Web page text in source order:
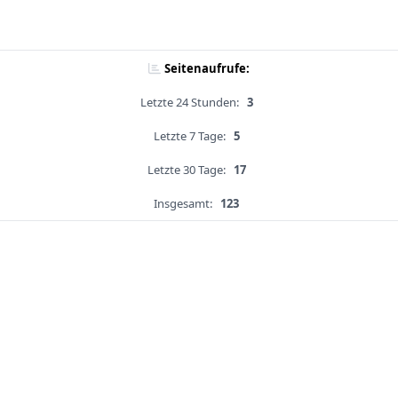
Seitenaufrufe:
Letzte 24 Stunden: 3
Letzte 7 Tage: 5
Letzte 30 Tage: 17
Insgesamt: 123